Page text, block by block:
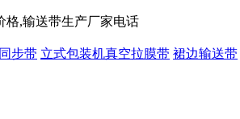
同步带 立式包装机真空拉膜带 裙边输送带